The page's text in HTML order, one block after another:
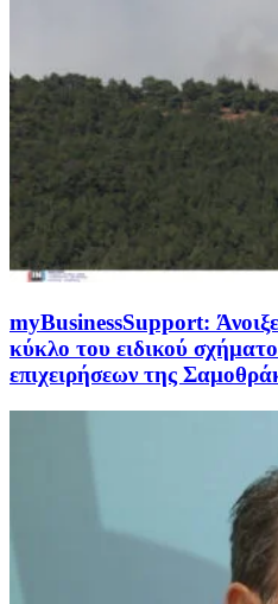
myBusinessSupport:
κύκλο του ειδικού
επιχειρήσεων της